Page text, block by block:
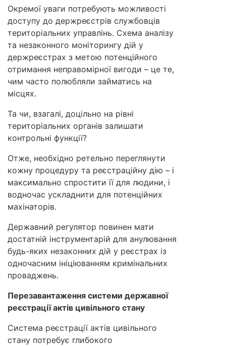
Окремої уваги потребують можливості
доступу до держреєстрів службовців
територіальних управлінь. Схема аналізу
та незаконного моніторингу дій у
держреєстрах з метою потенційного
отримання неправомірної вигоди – це те,
чим часто полюбляли займатись на
місцях.
Та чи, взагалі, доцільно на рівні
територіальних органів залишати
контрольні функції?
Отже, необхідно ретельно переглянути
кожну процедуру та реєстраційну дію – і
максимально спростити її для людини, і
водночас ускладнити для потенційних
махінаторів.
Державний регулятор повинен мати
достатній інструментарій для анулювання
будь-яких незаконних дій у реєстрах із
одночасним ініціюванням кримінальних
проваджень.
Перезавантаження системи державної
реєстрації актів цивільного стану
Система реєстрації актів цивільного
стану потребує глибокого